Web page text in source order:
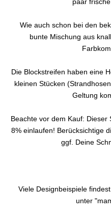
Wie auch schon bei den
bunte Mischung aus
Die Blockstreifen haben eine
kleinen Stücken
Geltung
Beachte vor dem Kauf: Dieser
8% einlaufen! Berücksichtige
ggf. Deine
Viele Designbeispiele
unter